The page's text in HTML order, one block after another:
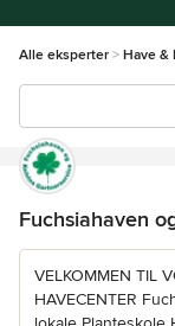
Alle eksperter Have &
Fuchsiahaven
VELKOMMEN TIL
HAVECENTER